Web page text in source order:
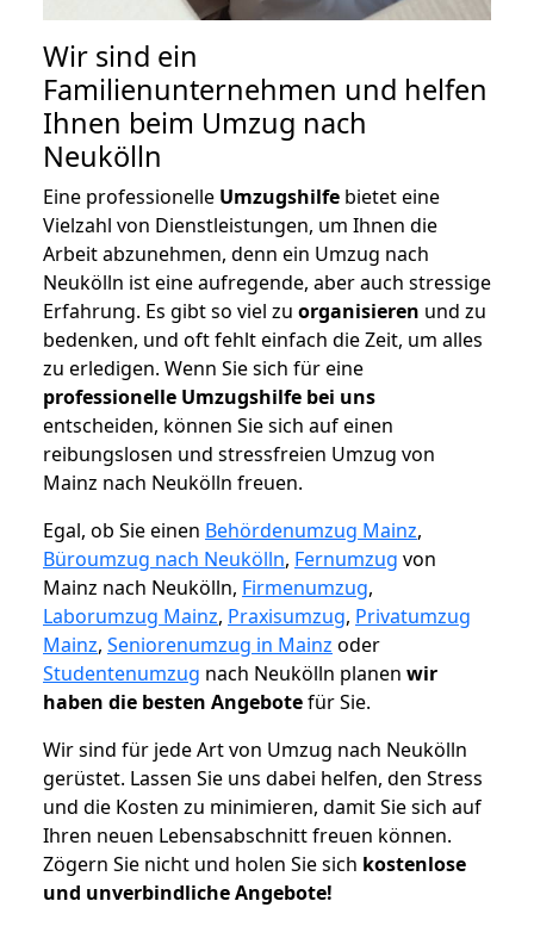
Wir sind ein
Familienunternehmen und helfen
Ihnen beim Umzug nach
Neukölln
Eine professionelle Umzugshilfe bietet eine
Vielzahl von Dienstleistungen, um Ihnen die
Arbeit abzunehmen, denn ein Umzug nach
Neukölln ist eine aufregende, aber auch stressige
Erfahrung. Es gibt so viel zu organisieren und zu
bedenken, und oft fehlt einfach die Zeit, um alles
zu erledigen. Wenn Sie sich für eine
professionelle Umzugshilfe bei uns
entscheiden, können Sie sich auf einen
reibungslosen und stressfreien Umzug von
Mainz nach Neukölln freuen.
Egal, ob Sie einen Behördenumzug Mainz,
Büroumzug nach Neukölln, Fernumzug von
Mainz nach Neukölln, Firmenumzug,
Laborumzug Mainz, Praxisumzug, Privatumzug
Mainz, Seniorenumzug in Mainz oder
Studentenumzug nach Neukölln planen wir
haben die besten Angebotefür Sie.
Wir sind für jede Art von Umzug nach Neukölln
gerüstet. Lassen Sie uns dabei helfen, den Stress
und die Kosten zu minimieren, damit Sie sich auf
Ihren neuen Lebensabschnitt freuen können.
Zögern Sie nicht und holen Sie sich kostenlose
und unverbindliche Angebote!